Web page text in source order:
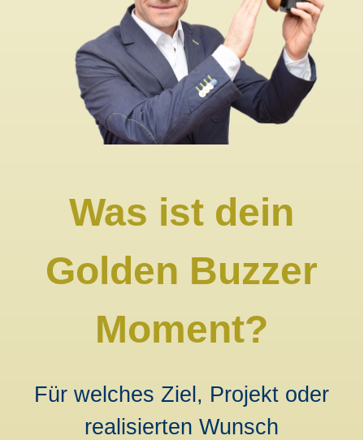
Was ist dein
Golden Buzzer
Moment?
Für welches Ziel, Projekt oder
realisierten Wunsch